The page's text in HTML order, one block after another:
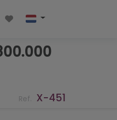
Ref. X-451